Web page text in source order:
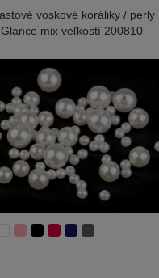
voskové koráliky / perly
Glance mix veľkostí 200810